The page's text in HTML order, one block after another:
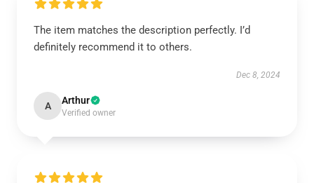
The item matches the description perfectly. I’d
definitely recommend it to others.
Dec 8, 2024
A Arthur
Verified owner